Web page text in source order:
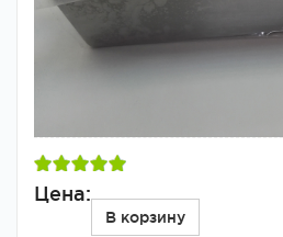
Цена:
В корзину